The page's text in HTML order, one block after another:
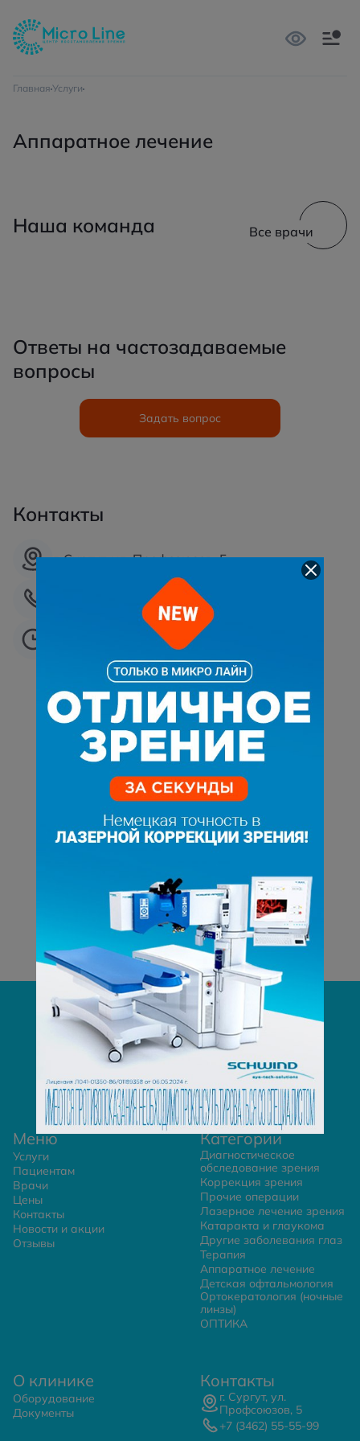
Главная Услуги
Аппаратное лечение
Наша команда Все врачи
Ответы на частозадаваемые
вопросы
Задать вопрос
Контакты
г. Сургут, ул. Профсоюзов, 5
+7 (3462)-55-55-99
Ежедневно: 09:00 - 18:00
Меню
Услуги
Пациентам
Врачи
Цены
Контакты
Новости и акции
Отзывы
Категории
Диагностическое
обследование зрения
Коррекция зрения
Прочие операции
Лазерное лечение зрения
Катаракта и глаукома
Другие заболевания глаз
Терапия
Аппаратное лечение
Детская офтальмология
Ортокератология (ночные
линзы)
ОПТИКА
О клинике
Оборудование
Документы
Контакты
г. Сургут, ул.
Профсоюзов, 5
+7 (3462) 55-55-99